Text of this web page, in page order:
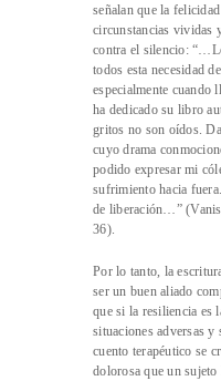
señalan que la
circunstancias vividas
contra el silencio:
todos esta necesidad
especialmente cuando
ha dedicado su libro
gritos no son oídos.
cuyo drama
podido expresar mi
sufrimiento hacia
de liberación…”
36).
Por lo tanto, la
ser un buen aliado
que si la resiliencia es
situaciones adversas
cuento terapéutico se
dolorosa que un